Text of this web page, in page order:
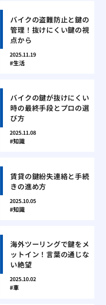
バイクの盗難防止と鍵の
管理！抜けにくい鍵の視
点から
2025.11.19
生活
バイクの鍵が抜けにくい
時の最終手段とプロの選
び方
2025.11.08
知識
賃貸の鍵紛失連絡と手続
きの進め方
2025.10.05
知識
海外ツーリングで鍵をメ
ットイン！言葉の通じな
い絶望
2025.10.02
車